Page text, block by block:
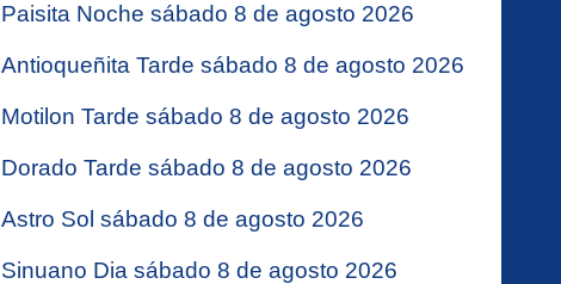
Paisita Noche sábado 8 de agosto 2026
Antioqueñita Tarde sábado 8 de agosto 2026
Motilon Tarde sábado 8 de agosto 2026
Dorado Tarde sábado 8 de agosto 2026
Astro Sol sábado 8 de agosto 2026
Sinuano Dia sábado 8 de agosto 2026